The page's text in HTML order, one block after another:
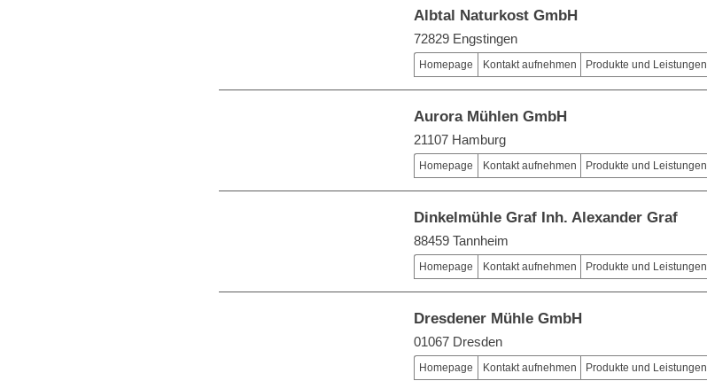
Albtal Naturkost GmbH
72829 Engstingen
Homepage Kontakt aufnehmen Produkte und Leistungen
Aurora Mühlen GmbH
21107 Hamburg
Homepage Kontakt aufnehmen Produkte und Leistungen
Dinkelmühle Graf Inh. Alexander Graf
88459 Tannheim
Homepage Kontakt aufnehmen Produkte und Leistungen
Dresdener Mühle GmbH
01067 Dresden
Homepage Kontakt aufnehmen Produkte und Leistungen